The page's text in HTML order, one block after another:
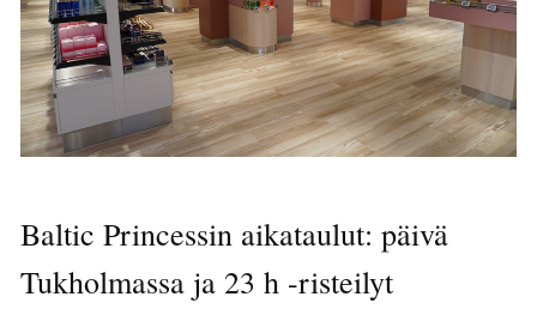
Baltic Princessin aikataulut: päivä
Tukholmassa ja 23 h -risteilyt